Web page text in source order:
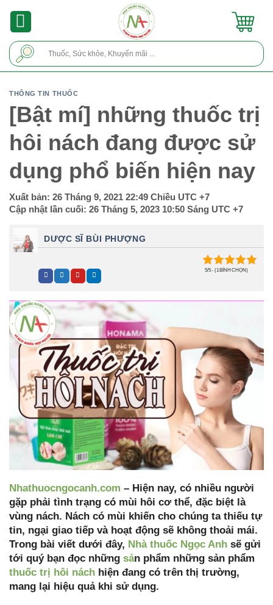
THÔNG TIN THUỐC
[Bật mí] những thuốc trị
hôi nách đang được sử
dụng phổ biến hiện nay
Xuất bản: 26 Tháng 9, 2021 22:49 Chiều UTC +7
Cập nhật lần cuối: 26 Tháng 5, 2023 10:50 Sáng UTC +7
DƯỢC SĨ BÙI PHƯỢNG
5/5 - (1 BÌNH CHỌN)
Nhathuocngocanh.com – Hiện nay, có nhiều người
gặp phải tình trạng có mùi hôi cơ thể, đặc biệt là
vùng nách. Nách có mùi khiến cho chúng ta thiếu tự
tin, ngại giao tiếp và hoạt động sẽ không thoải mái.
Trong bài viết dưới đây, Nhà thuốc Ngọc Anh sẽ gửi
tới quý bạn đọc những sản phẩm những sản phẩm
thuốc trị hôi nách hiện đang có trên thị trường,
mang lại hiệu quả khi sử dụng.